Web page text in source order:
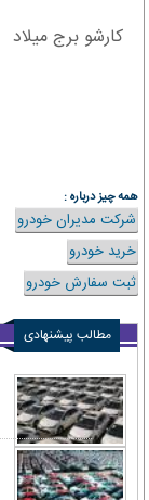
کارشو برج میلاد
همه چیز درباره :
شرکت مدیران خودرو
خرید خودرو
ثبت سفارش خودرو
مطالب پیشنهادی